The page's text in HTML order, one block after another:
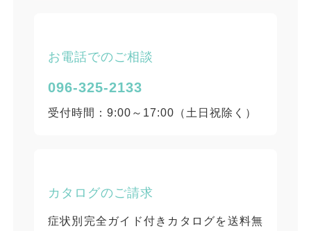
お電話でのご相談
096-325-2133
受付時間： 9:00～17:00 （土日祝除く）
カタログのご請求
症状別完全ガイド付きカタログを送料無